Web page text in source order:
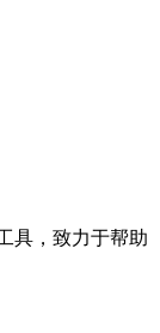
具，致力于帮助